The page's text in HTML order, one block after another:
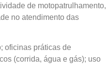
de motopatrulhamento,
no atendimento das
oficinas práticas de
(corrida, água e gás); uso